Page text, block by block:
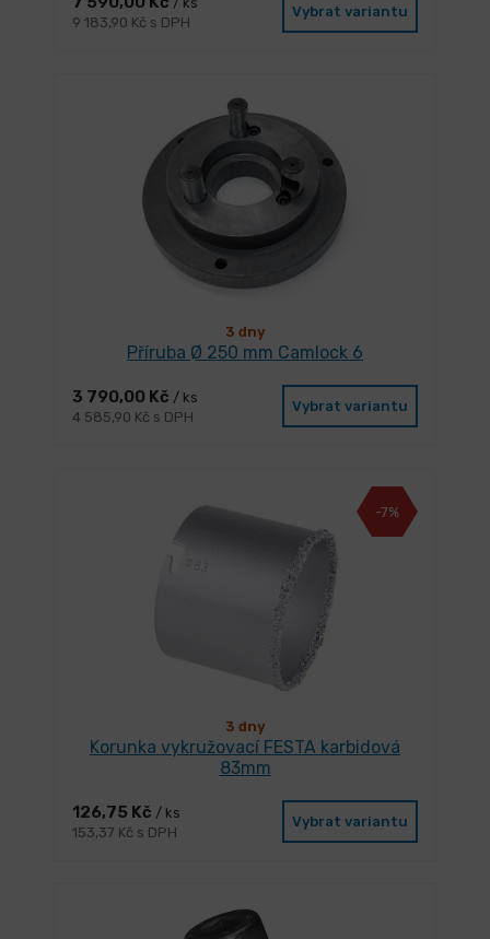
9 183,90 Kč s DPH
Vybrat variantu
3 dny
Příruba Ø 250 mm Camlock 6
3 790,00 Kč / ks
4 585,90 Kč s DPH
Vybrat variantu
-7%
3 dny
Korunka vykružovací FESTA karbidová
83mm
126,75 Kč / ks
153,37 Kč s DPH
Vybrat variantu